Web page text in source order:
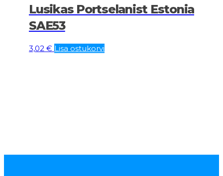
Lusikas Portselanist Estonia
SAE53
3,02 € Lisa ostukorvi